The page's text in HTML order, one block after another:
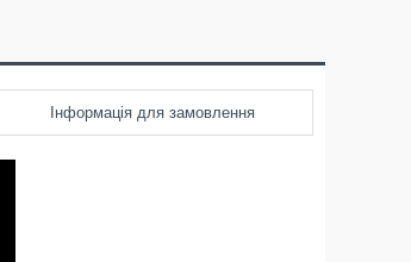
Інформація для замовлення